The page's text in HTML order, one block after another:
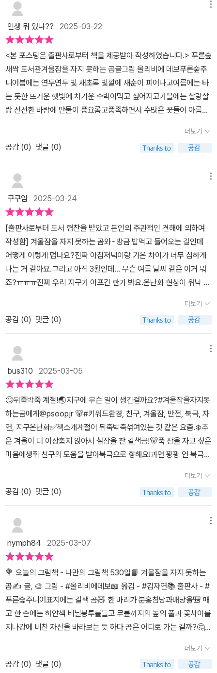
주고 있는 생쥐의 모습도 재미있네요.그런데... 북극에서 아누크가 숲
으로 가기 위해 펭귄이 갈색 물감을 칠하고 있네요.앞 장면에서 본 데
자뷰인데요. 자신의 삶의 터전에는 이렇게 소중한 친구들이 있네요.
혼자만이 살아가는 지구가 아니잖아요. 나를 위해, 너를 위해 함께 하
면 달라질 수 있어요.'세상의 모든 것이 망가져도 친구들은 변함없이
그 자리에 있었답니다.'올리비에 데보 작가님은 온난화의 위험성을 알
리면서 책장을 덮고서 어떻게 해야 할지 생각하게 해 주시네요.궁금
한 점이 있어요. 북극곰은 아누크라는 이름이 있는데 왜 갈색 곰은 이
서 재탄생되었어요.올리비에 데보 작가님이 유화와 스케치로 그려진
장면은 갈색 곰의 이야기에 힘을 불어 넣어주시지요.세계 곳곳을 여
행을 하면서 그린 그림들이 <겨울잠을 자지 못하는 곰>의 어딘가에
있는 듯자연의 아름다움과 평화로움, 경이로움까지 장면 곳곳에서 느
껴지네요.올리비에 데보 작가님의 홈페이지를 방문 후 그림책을 다시
들여다보면 더욱더 그 매력에 빠지게 되실 거예요.행복한 그림책 읽
기! 투명 한지입니다.​​​​​
고 말았어요. 결국 곰은 살곳을 찾아 떠나는 이야기를 담고 놓았어요.
현재 지구에 존재하는 모든 동식물과 우리의 삶도 크게 위협을 받고
있어요.지금 우리가 자연을 지키기 위해 노력하지 않는다면 아마 미
래는 더 큰 변화를 직면하게 될 거예요.이야기의 끝부분부터 놀라운
반전이 기다리고 있어요. 여러분 기대하는 마음으로 사랑하는 자녀와
함께 한 페이지씩 끝까지 넘겨 보세요.다 읽은 후 자녀와 함께 우리가
다 같이 행복하게 살아가기 위해서 지금 당장 무엇을 해야 할지에 대
해서 서로 생각을 나눠 보세요.[이 글은 출판사로부터 도서를 제공 받
아주관적인 서평을 작성했습니다.]
인생 뭐 있냐?? 2025-03-22
<본 포스팅은 출판사로부터 책을 제공받아 작성하였습니다.>​ ​푸른숲
새싹 도서관겨울잠을 자지 못하는 곰글그림 올리비에 데보푸른숲주
니어​봄에는 연두연두 빛 새초록 빛깔에 새순이 피어나고여름에는 타
는 듯한 뜨거운 햇빛에 차가운 수박이먹고 싶어지고가을에는 살랑살
랑 선선한 바람에 만물이 풍요롭고풍족하면서 수많은 꽃들이 아름답
눈으로 겨울잠을 자는 동물들이 점점 더 깊은 굴속으로들어가는 이런
모습들이 자연의 순리였습니다.​하지만 이제는 그 순리가 깨져버리고
봄인데도 너무 춥거나. 겨울인데도 생각보다 춥지 않게되는이상 기후
로 오락가락 해버리는 날씨가되어버렸습니다.​우리 인간들로 이렇게
이 이끄는대로 삶을유지해야만 하는데본인들의 의지와는 상관없이
변해져 버린 날씨에적응을 할 수가 없습니다.​너무 따뜻한 날씨에 겨
울잠을 잘 수가 없고,빙하가 녹아서 먹이를 구할 수가 없어 더 이상 북
극에살 수 없는 곰들은 과연 어디에서 살아야 할까요?비단 곰만의 문
제는 아니지만 말이죠.추운 북극에 가기 위한 갈색곰이 하얀물감을
몸에 바르는이 상황은 단지 웃음이 나는 재미난 이야기는 아닙니다.​
인간들의 땅이 아니라 우리 모두의 땅임에도 불구하고우리 인간들은
자신의 소유물로 동물들 뿐만 아니라인간의 목숨까지 위태롭게 하고
있습니다.​겨울잠을 자야 하는 곰들이 편안하게 잠을 잘 수 있도록행
더보기
공감 (0) 댓글 (0)
쿠쿠임 2025-03-24
[출판사로부터 도서 협찬을 받았고 본인의 주관적인 견해에 의하여
작성함] 겨울잠을 자지 못하는 곰와~방금 밥먹고 들어오는 길인데
어떻게 이렇게 덥나요?진짜 아침저녁이랑 기온 차이가 너무 심하게
나는 거 같아요.그리고 아직 3월인데... 무슨 여름 날씨 같은 이거 뭐
죠?ㅠㅠㅠ진짜 우리 지구가 아프긴 한가 봐요.온난화 현상이 워낙 심
기에다가 지구가 아프다는 말을 수도 없이 들어보았을 것 같은데요.
이번 이야기도 추운 겨울 겨울잠을 자야 하는 곰이 더워서 잠을 제대
로 못 잔 이야기로부터 시작이 됩니다.​겨울잠 자는 대표적인 동물바
로 곰!봄이 되면 겨울잠에서 깨어나 활동을 시작하는데요이번 겨울에
는 유난히 잠을 설쳤다고 합니다.왜냐하면 더워서 잠을 잘 못 이뤘다
는 이유인데요.그래서 힘을 충전도 못 시킨 곰은 춥다는 북국으로 향
하려고 합니다. 그런데 가는 길에 또 다른 곰을 만났지 뭐예요!그 곰은
북극에서 온 곰으로 빙하가 녹아서 먹이를 제대로 구할 수 없다는 이
유로 숲이 있는 이곳으로 왔다는 겁니다.이렇게 서로의 다른 이유로
서로가 있던 곳으로 가다가 만난 두 곰...이게 다 온난화 현상 때문입
니다.너무 덥다 보니 북극에 있는 거대한 빙하가 점점 녹기 시작하고
그곳에서 살던 북극곰들은 거처 자체가 어려워지고 있고남쪽나라의
곰들은 더워져서 잠을 못 이루는 현상온난화 현상... 남의 일이 아닌
우리의 일...지구를 덜 아프게 하도록 작은 것부터 실천을 해야겠어요!
더보기
공감 (0) 댓글 (0)
bus310 2025-03-05
🙄뒤죽박죽 계절!🌏지구에 무슨 일이 생긴걸까요?#겨울잠을자지못
하는곰에게@psoopjr 🐻#키워드환경, 친구, 겨울잠, 반전, 북극, 자
연, 지구온난화✅️책소개계절이 뒤죽박죽섞여있는 것 같은 요즘.❄️추
운 겨울이 더 이상춥지 않아서 설잠을 잔 갈색곰!🐻푹 잠을 자고 싶은
마음에생쥐 친구의 도움을 받아북극으로 향해요!과연 꽝꽝 언 북극에
일 뉴스에서는이상기온에 대해이야기하고 있어요!북극의 기온이평년
보다 20도가높아졌다는 뉴스를얼마 전에 봤어요!점점 뜨거워지는 지
구!🌏🙋‍♀️꼬마 친구와 함께환경에 대해이야기 나누었어요!✅️지구가
뜨거워지면우리의 일상 생활에어떤 영향을 줄까?✅️우리가 환경을 보
본지구의 기후 문제!환경 그림책으로추천합니다!🌏🙋‍♀️#밑줄긋기커
다란 떡갈나무 아래에서늑대와 오소리, 여우,생쥐를 다시 만났어요.
모두 곰을 🐻기다리고 있었지요.세상의 모든 것이 망가져도친구들은
변함없이그 자리에 있었답니다.#매력찾기유화로 그려진아름다운 그
림을 보면서이 아름다운 환경이더 이상 망가지지 않고지속되기를 바
라는 마음이생겼어요!❄️🌏👉도서명: <겨울잠을 자지 못하는 곰>👉
지은이; 올리비에 데보 글,그림👉펴낸곳: 푸른숲주니어출판사로부터
도서를 제공받아서평을 작성하였습니다.감사합니다💙#겨울잠을자
지못하는곰#올리이베데보#환경그림책#푸른숲주니어#그림책추천
더보기
공감 (0) 댓글 (0)
nymph84 2025-03-07
💐 오늘의 그림책 - 나만의 그림책 530일📘 겨울잠을 자지 못하는
곰✍️ 글, 🎨 그림 - #올리비에데보📖 옮김 - #김자연📚 출판사 - #
푸른숲주니어표지에는 갈색 곰🧸 한 마리가 분홍침낭과배낭을🎒 매
고 한 손에는 하얀색 비닐봉투를들고 무릎까지의 높의 풀과 꽃사이를
지나강에 비친 자신을 바라보는 듯 하다 곰은 어디로 가는 걸까?🤔새
늘을 손꼽아 기다렸다.세상에서 제일 친한 친구 곰 겨울잠이끝나는
날이기 때문이다. 생쥐는🐁 곰의 집에 들어갔다그런데 곰의 기분은
더보기
공감 (0) 댓글 (0)